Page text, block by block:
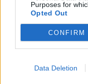
Purposes for
Opted Out
CONFIRM
Data Deletion
Pour prolonger
Télécharger